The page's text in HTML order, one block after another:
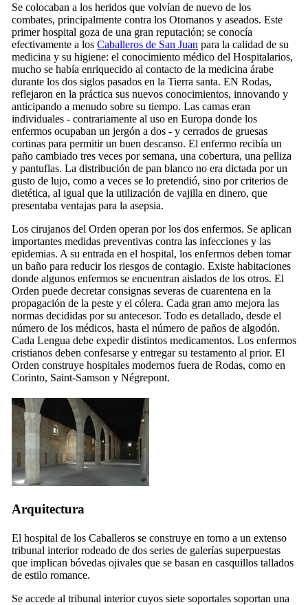
Se colocaban a los heridos que volvían de nuevo de los
combates, principalmente contra los Otomanos y aseados. Este
primer hospital goza de una gran reputación; se conocía
efectivamente a los Caballeros de San Juan para la calidad de su
medicina y su higiene: el conocimiento médico del Hospitalarios,
mucho se había enriquecido al contacto de la medicina árabe
durante los dos siglos pasados en la Tierra santa. EN Rodas,
reflejaron en la práctica sus nuevos conocimientos, innovando y
anticipando a menudo sobre su tiempo. Las camas eran
individuales - contrariamente al uso en Europa donde los
enfermos ocupaban un jergón a dos - y cerrados de gruesas
cortinas para permitir un buen descanso. El enfermo recibía un
paño cambiado tres veces por semana, una cobertura, una pelliza
y pantuflas. La distribución de pan blanco no era dictada por un
gusto de lujo, como a veces se lo pretendió, sino por criterios de
dietética, al igual que la utilización de vajilla en dinero, que
presentaba ventajas para la asepsia.
Los cirujanos del Orden operan por los dos enfermos. Se aplican
importantes medidas preventivas contra las infecciones y las
epidemias. A su entrada en el hospital, los enfermos deben tomar
un baño para reducir los riesgos de contagio. Existe habitaciones
donde algunos enfermos se encuentran aislados de los otros. El
Orden puede decretar consignas severas de cuarentena en la
propagación de la peste y el cólera. Cada gran amo mejora las
normas decididas por su antecesor. Todo es detallado, desde el
número de los médicos, hasta el número de paños de algodón.
Cada Lengua debe expedir distintos medicamentos. Los enfermos
cristianos deben confesarse y entregar su testamento al prior. El
Orden construye hospitales modernos fuera de Rodas, como en
Corinto, Saint-Samson y Négrepont.
Arquitectura
El hospital de los Caballeros se construye en torno a un extenso
tribunal interior rodeado de dos series de galerías superpuestas
que implican bóvedas ojivales que se basan en casquillos tallados
de estilo romance.
Se accede al tribunal interior cuyos siete soportales soportan una